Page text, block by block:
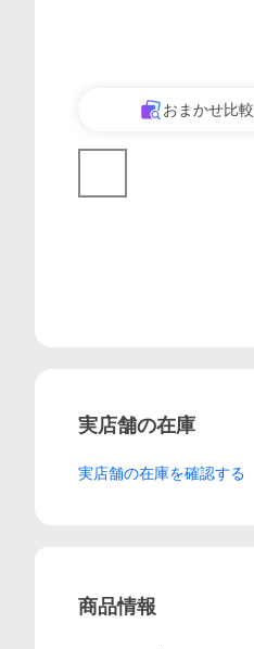
おまかせ比較
実店舗の在庫
実店舗の在庫を確認する
商品情報